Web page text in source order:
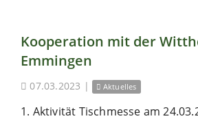
Kooperation mit der
Emmingen
07.03.2023 | Aktuelles
1. Aktivität Tischmesse am